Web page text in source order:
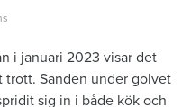
i januari 2023 visar det
trott. Sanden under golvet
sig in i både kök och